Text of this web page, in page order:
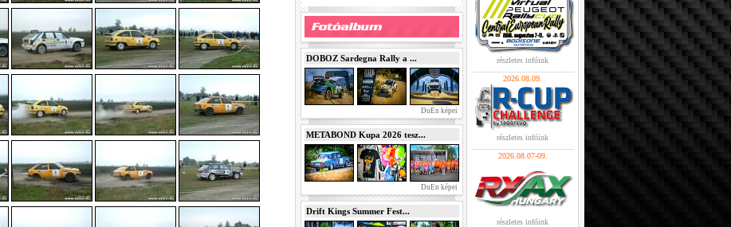
DOBOZ Sardegna Rally a ...
DuEn képei
METABOND Kupa 2026 tesz...
DuEn képei
Drift Kings Summer Fest...
részletes infóink
2026.08.09.
részletes infóink
2026.08.07-09.
részletes infóink